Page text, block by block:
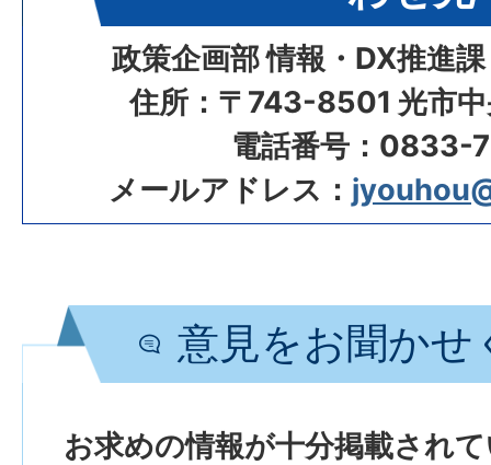
政策企画部 情報・DX推進
住所：〒743-8501 光市中
電話番号：0833-
メールアドレス：
意見をお聞かせ
お求めの情報が十分掲載され